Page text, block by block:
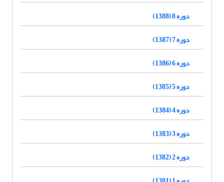
دوره 8 (1388)
دوره 7 (1387)
دوره 6 (1386)
دوره 5 (1385)
دوره 4 (1384)
دوره 3 (1383)
دوره 2 (1382)